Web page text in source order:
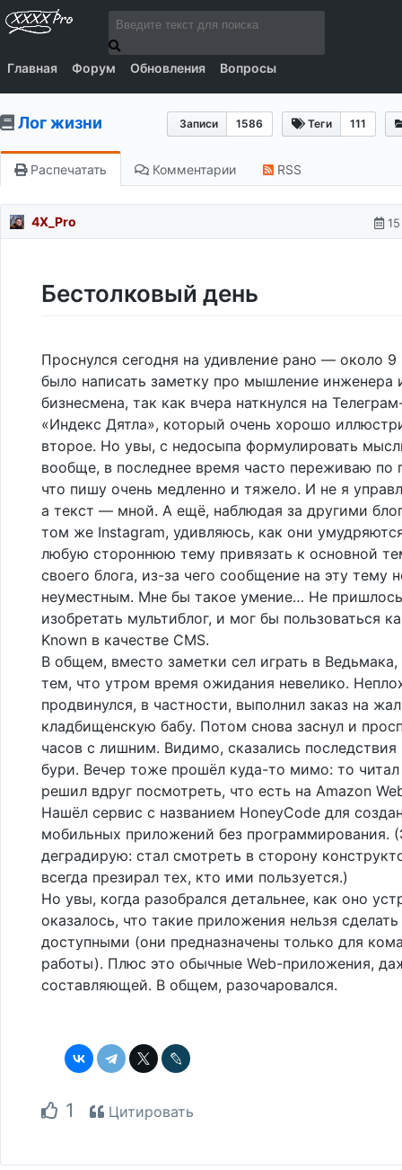
Главная Форум Обновления Вопросы
Записи 1586 Теги 111
Лог жизни
Распечатать Комментарии RSS
4X_Pro
Бестолковый день
Проснулся сегодня на удивление рано — около 9
было написать заметку про мышление инженера
бизнесмена, так как вчера наткнулся на
«Индекс Дятла», который очень хорошо
второе. Но увы, с недосыпа формулировать
вообще, в последнее время часто переживаю по
что пишу очень медленно и тяжело. И не я
а текст — мной. А ещё, наблюдая за другими
том же Instagram, удивляюсь, как они
любую стороннюю тему привязать к основной
своего блога, из-за чего сообщение на эту тему
неуместным. Мне бы такое умение… Не
изобретать мультиблог, и мог бы пользоваться
Known в качестве CMS.
В общем, вместо заметки сел играть в Ведьмака,
тем, что утром время ожидания невелико.
продвинулся, в частности, выполнил заказ на
кладбищенскую бабу. Потом снова заснул и
часов с лишним. Видимо, сказались последствия
бури. Вечер тоже прошёл куда-то мимо: то
решил вдруг посмотреть, что есть на Amazon
Нашёл сервис с названием HoneyCode для
мобильных приложений без программирования.
деградирую: стал смотреть в сторону
всегда презирал тех, кто ими пользуется.)
Но увы, когда разобрался детальнее, как оно
оказалось, что такие приложения нельзя
доступными (они предназначены только для
работы). Плюс это обычные Web-приложения,
составляющей. В общем, разочаровался.
1 Цитировать